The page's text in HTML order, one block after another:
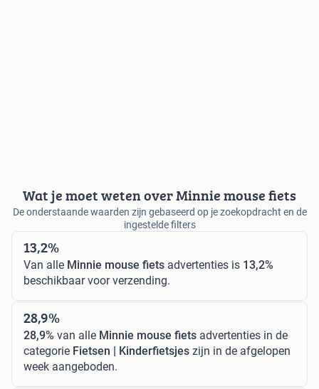
Wat je moet weten over Minnie mouse fiets
De onderstaande waarden zijn gebaseerd op je zoekopdracht en de
ingestelde filters
13,2%
Van alle Minnie mouse fiets advertenties is 13,2%
beschikbaar voor verzending.
28,9%
28,9% van alle Minnie mouse fiets advertenties in de
categorie Fietsen | Kinderfietsjes zijn in de afgelopen
week aangeboden.